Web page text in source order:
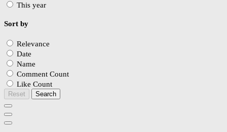
This year
Sort by
Relevance
Date
Name
Comment Count
Like Count
Reset Search